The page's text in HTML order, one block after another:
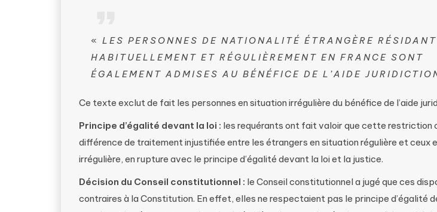
« LES PERSONNES DE NATIONALITÉ ÉTRANGÈRE RÉSIDANT
HABITUELLEMENT ET RÉGULIÈREMENT EN FRANCE SONT
ÉGALEMENT ADMISES AU BÉNÉFICE DE L’AIDE
Ce texte exclut de fait les personnes en situation irrégulière du bénéfice de l’aide
Principe d’égalité devant la loi : les requérants ont fait valoir que cette restriction
différence de traitement injustifiée entre les étrangers en situation régulière et ceux
irrégulière, en rupture avec le principe d’égalité devant la loi et la justice.
Décision du Conseil constitutionnel : le Conseil constitutionnel a jugé que ces
contraires à la Constitution. En effet, elles ne respectaient pas le principe d’égalité